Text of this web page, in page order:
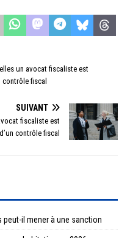
un avocat fiscaliste est
fiscal
SUIVANT
fiscaliste est
contrôle fiscal
il mener à une sanction